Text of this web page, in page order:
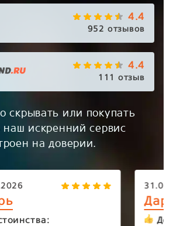
4.4
952 отзывов
4.4
111 отзыв
скрывать или покупать
искренний сервис
на доверии.